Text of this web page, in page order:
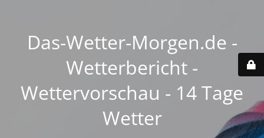
Das-Wetter-Morgen.de -
Wetterbericht -
Wettervorschau - 14 Tage
Wetter